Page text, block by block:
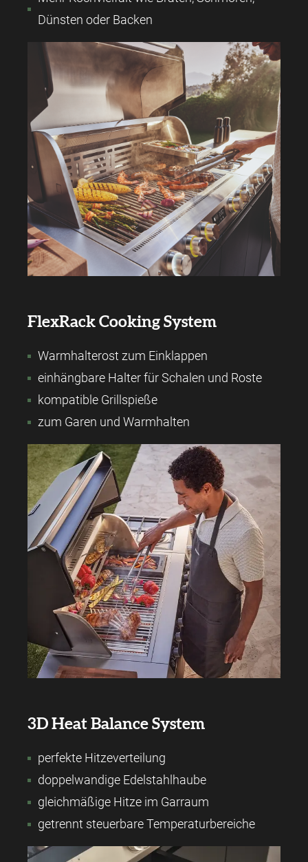
Dünsten oder Backen
FlexRack Cooking System
Warmhalterost zum Einklappen
einhängbare Halter für Schalen und Roste
kompatible Grillspieße
zum Garen und Warmhalten
3D Heat Balance System
perfekte Hitzeverteilung
doppelwandige Edelstahlhaube
gleichmäßige Hitze im Garraum
getrennt steuerbare Temperaturbereiche